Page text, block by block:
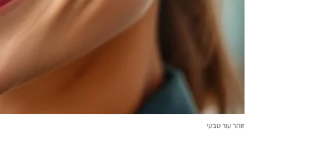
זוהר עור טבעי